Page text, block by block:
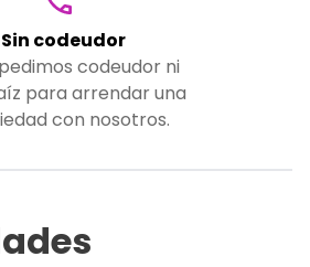
Sin codeudor
codeudor ni
para arrendar una
con nosotros.